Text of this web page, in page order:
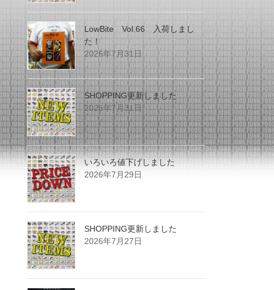
LowBite Vol.66 入荷しまし
た！
2026年7月31日
SHOPPING更新しました
2026年7月31日
いろいろ値下げしました
2026年7月29日
SHOPPING更新しました
2026年7月27日